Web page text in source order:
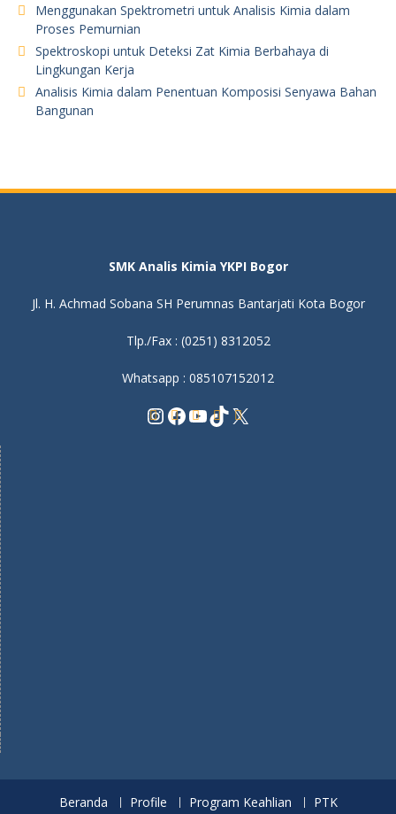
Menggunakan Spektrometri untuk Analisis Kimia dalam
Proses Pemurnian
Spektroskopi untuk Deteksi Zat Kimia Berbahaya di
Lingkungan Kerja
Analisis Kimia dalam Penentuan Komposisi Senyawa Bahan
Bangunan
SMK Analis Kimia YKPI Bogor
Jl. H. Achmad Sobana SH Perumnas Bantarjati Kota Bogor
Tlp./Fax : (0251) 8312052
Whatsapp : 085107152012
Instagram
Facebook
YouTube
TikTok
X
Beranda Profile Program Keahlian
PTK